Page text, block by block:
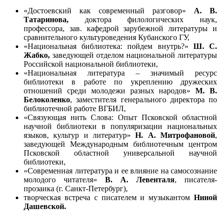
«Достоевский как современный разговор» А. В.
Татаринова, доктора филологических наук,
профессора, зав. кафедрой зарубежной литературы и
сравнительного культуроведения Кубанского ГУ,
«Национальная библиотека: пойдем внутрь?» Ш. С.
Жабко, заведующей отделом национальной литературы
Российской национальной библиотеки,
«Национальная литература – значимый ресурс
библиотеки в работе по укреплению дружеских
отношений среди молодежи разных народов»М. В.
Белоколенко, заместителя генерального директора по
библиотечной работе ВГБИЛ,
«Связующая нить Слова: Опыт Псковской областной
научной библиотеки в популяризации национальных
языков, культур и литератур»Н. А. Митрофановой,
заведующей Международным библиотечным центром
Псковской областной универсальной научной
библиотеки,
«Современная литература и ее влияние на самосознание
молодого читателя» В. А. Левенталя, писателя-
прозаика (г. Санкт-Петербург),
творческая встреча с писателем и музыкантом Ниной
Дашевской.